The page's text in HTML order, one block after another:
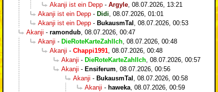
Akanji ist ein Depp - Argyle 08.07.2026, 13:21
Akanji ist ein Depp - Didi 08.07.2026, 01:01
Akanji ist ein Depp - BukausmTal
08.07.2026, 00:53
Akanji - ramondub 08.07.2026, 00:47
Akanji - DieRoteKarteZahlIch 08.07.2026, 00:48
Akanji - Chappi1991 08.07.2026, 00:48
Akanji - DieRoteKarteZahlIch 08.07.2026, 00:57
Akanji - Ensiferum 08.07.2026, 00:56
Akanji - BukausmTal
08.07.2026, 00:58
Akanji - haweka 08.07.2026, 00:59